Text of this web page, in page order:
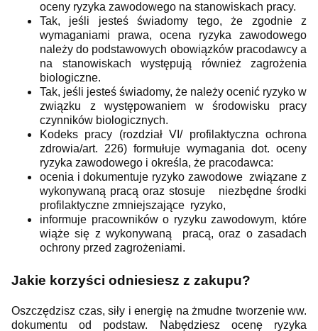
oceny ryzyka zawodowego na stanowiskach pracy.
Tak, jeśli jesteś świadomy tego, że zgodnie z
wymaganiami prawa, ocena ryzyka zawodowego
należy do podstawowych obowiązków pracodawcy a
na stanowiskach występują również zagrożenia
biologiczne.
Tak, jeśli jesteś świadomy, że należy ocenić ryzyko w
związku z występowaniem w środowisku pracy
czynników biologicznych.
Kodeks pracy (rozdział VI/ profilaktyczna ochrona
zdrowia/art. 226) formułuje wymagania dot. oceny
ryzyka zawodowego i określa, że pracodawca:
ocenia i dokumentuje ryzyko zawodowe związane z
wykonywaną pracą oraz stosuje niezbędne środki
profilaktyczne zmniejszające ryzyko,
informuje pracowników o ryzyku zawodowym, które
wiąże się z wykonywaną pracą, oraz o zasadach
ochrony przed zagrożeniami.
Jakie korzyści odniesiesz z zakupu?
Oszczędzisz czas, siły i energię na żmudne tworzenie ww.
dokumentu od podstaw. Nabędziesz ocenę ryzyka